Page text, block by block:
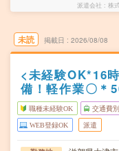
派遣会社 株
未読 掲載日 2026/08/08
<未経験OK*16
備！軽作業〇＊
職種未経験OK 交通費
WEB登録OK 派遣